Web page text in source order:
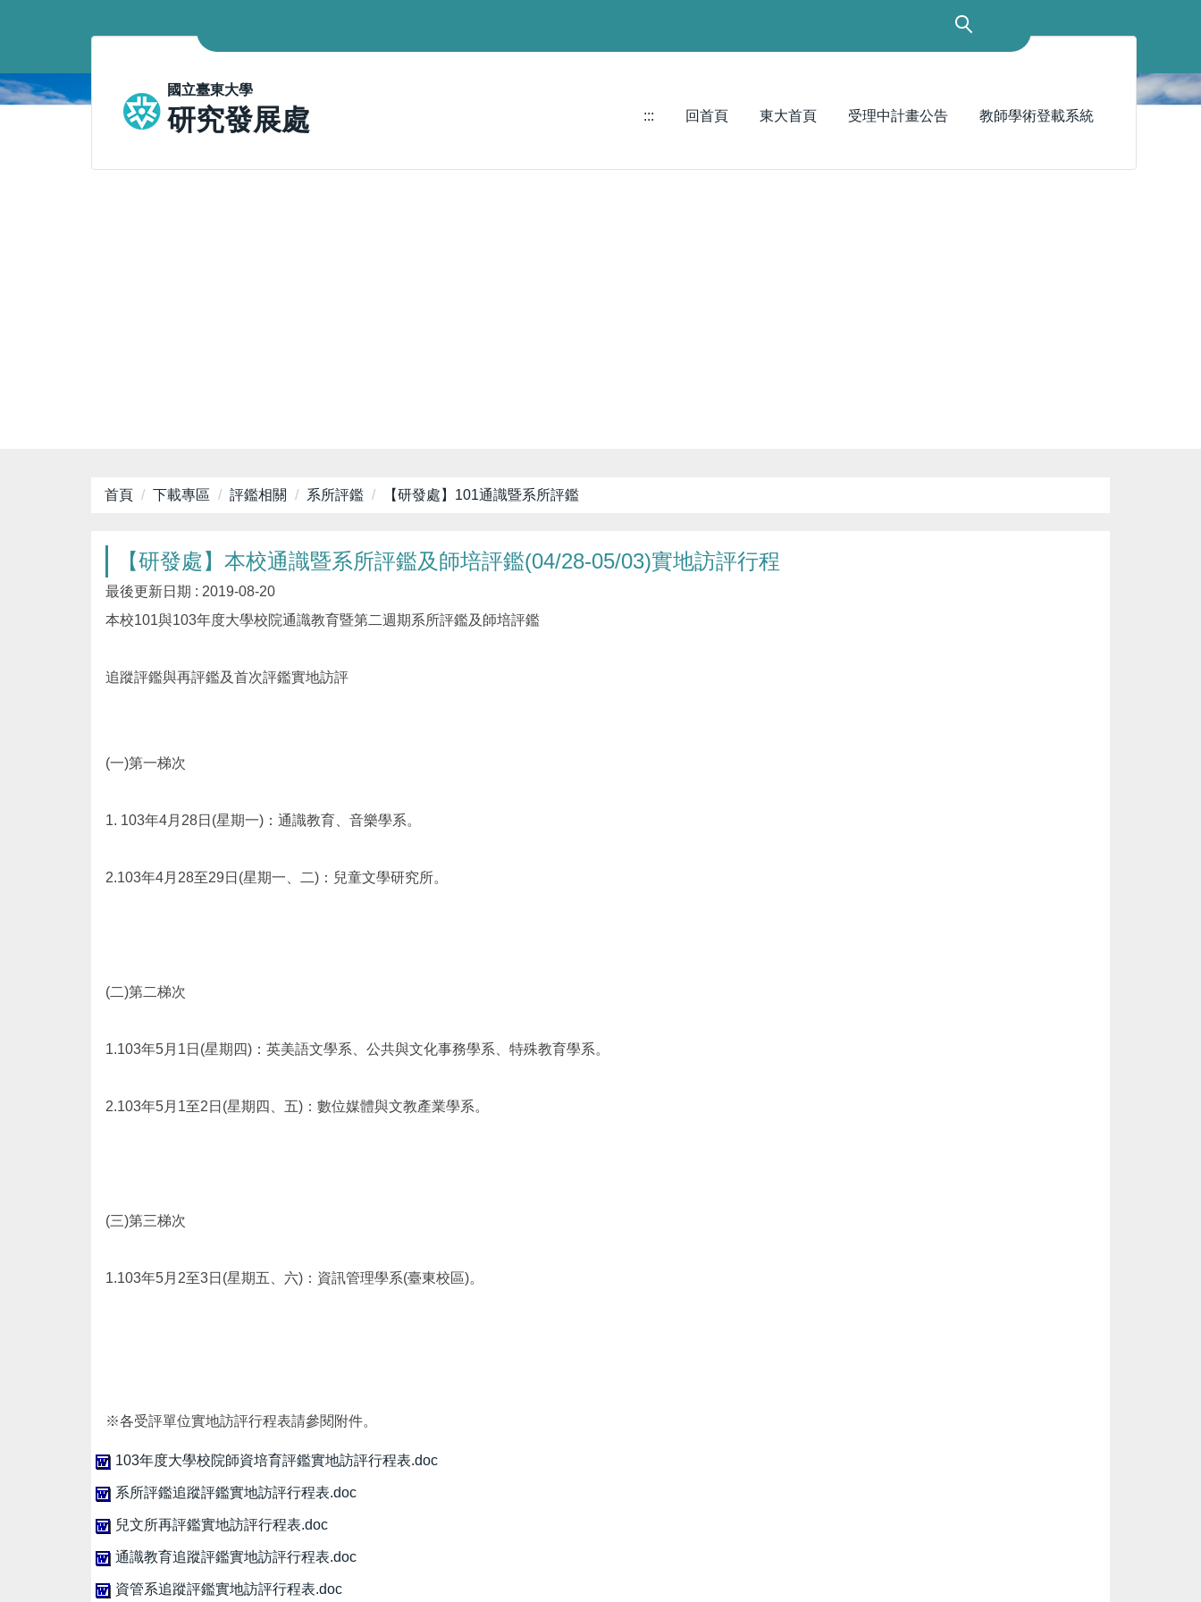
要
內
國立臺東大學
研究發展處 ::: 回首頁 東大首頁 受理中計畫公告 教師學術登載系統
首頁 下載專區 評鑑相關 系所評鑑 【研發處】101通識暨系所評鑑
【研發處】本校通識暨系所評鑑及師培評鑑(04/28-05/03)實地訪評行程
最後更新日期 : 2019-08-20
本校101與103年度大學校院通識教育暨第二週期系所評鑑及師培評鑑
追蹤評鑑與再評鑑及首次評鑑實地訪評
(一)第一梯次
1. 103年4月28日(星期一)：通識教育、音樂學系。
2.103年4月28至29日(星期一、二)：兒童文學研究所。
(二)第二梯次
1.103年5月1日(星期四)：英美語文學系、公共與文化事務學系、特殊教育學系。
2.103年5月1至2日(星期四、五)：數位媒體與文教產業學系。
(三)第三梯次
1.103年5月2至3日(星期五、六)：資訊管理學系(臺東校區)。
※各受評單位實地訪評行程表請參閱附件。
103年度大學校院師資培育評鑑實地訪評行程表.doc
系所評鑑追蹤評鑑實地訪評行程表.doc
兒文所再評鑑實地訪評行程表.doc
通識教育追蹤評鑑實地訪評行程表.doc
資管系追蹤評鑑實地訪評行程表.doc